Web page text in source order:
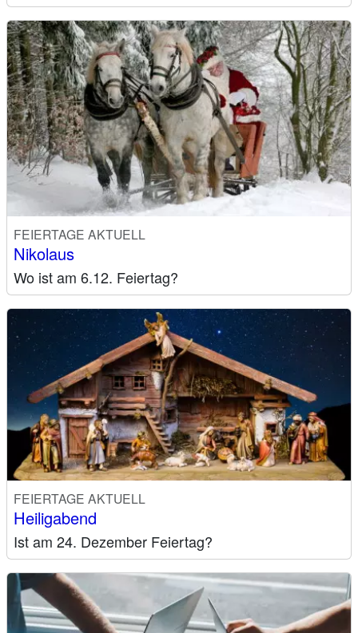
FEIERTAGE AKTUELL
Nikolaus
Wo ist am 6.12. Feiertag?
FEIERTAGE AKTUELL
Heiligabend
Ist am 24. Dezember Feiertag?